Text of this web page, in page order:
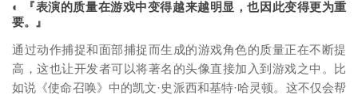
◐ 『表演的质量在游戏中变得越来越明显，也因此变得更为重
要。』
通过动作捕捉和面部捕捉而生成的游戏角色的质量正在不断提
高，这也让开发者可以将著名的头像直接加入到游戏之中。比
如说《使命召唤》中的凯文·史派西和基特·哈灵顿。这不仅会帮